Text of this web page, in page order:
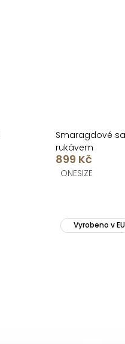
Smaragdové
rukávem
899 Kč
ONESIZE
Vyrobeno v EU